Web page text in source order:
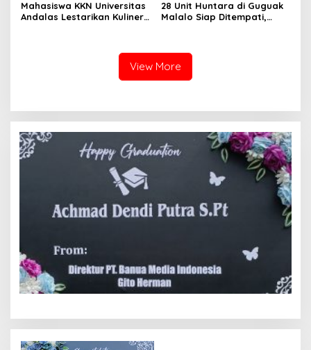
Mahasiswa KKN Universitas
Andalas Lestarikan Kuliner
28 Unit Huntara di Guguak
Malalo Siap Ditempati,
Tanah Datar
View More